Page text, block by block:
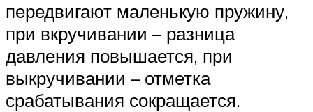
передвигают маленькую пружину,
при вкручивании – разница
давления повышается, при
выкручивании – отметка
срабатывания сокращается.